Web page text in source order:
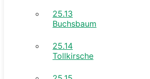
25.13
Buchsbaum
25.14
Tollkirsche